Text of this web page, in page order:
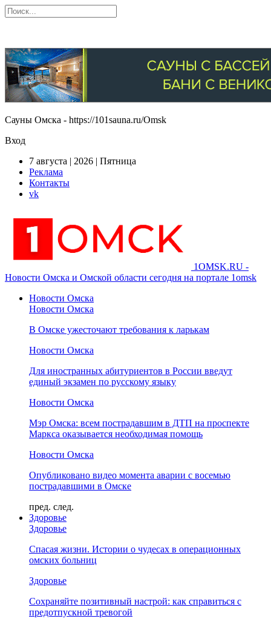
Сауны Омска - https://101sauna.ru/Omsk
Вход
7 августа | 2026 | Пятница
Реклама
Контакты
vk
1OMSK.RU -
Новости Омска и Омской области сегодня на портале 1omsk
Новости Омска
Новости Омска
В Омске ужесточают требования к ларькам
Новости Омска
Для иностранных абитуриентов в России введут
единый экзамен по русскому языку
Новости Омска
Мэр Омска: всем пострадавшим в ДТП на проспекте
Маркса оказывается необходимая помощь
Новости Омска
Опубликовано видео момента аварии с восемью
пострадавшими в Омске
пред. след.
Здоровье
Здоровье
Спасая жизни. Истории о чудесах в операционных
омских больниц
Здоровье
Сохраняйте позитивный настрой: как справиться с
предотпускной тревогой